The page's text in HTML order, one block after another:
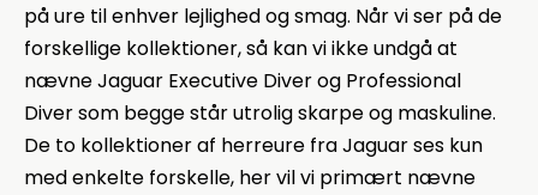
på ure til enhver lejlighed og smag. Når vi ser på de
forskellige kollektioner, så kan vi ikke undgå at
nævne Jaguar Executive Diver og Professional
Diver som begge står utrolig skarpe og maskuline.
De to kollektioner af herreure fra Jaguar ses kun
med enkelte forskelle, her vil vi primært nævne